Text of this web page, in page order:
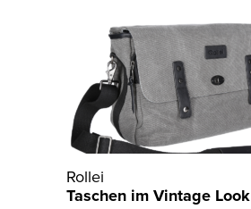
Rollei
Taschen im Vintage Look